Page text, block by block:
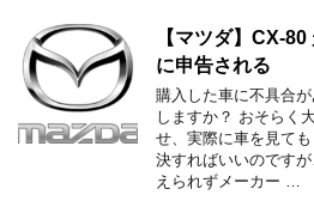
【マツダ】CX-
に申告される
購入した車に不具合
しますか？ おそらく
せ、実際に車を見て
決すればいいのです
えられずメーカー …